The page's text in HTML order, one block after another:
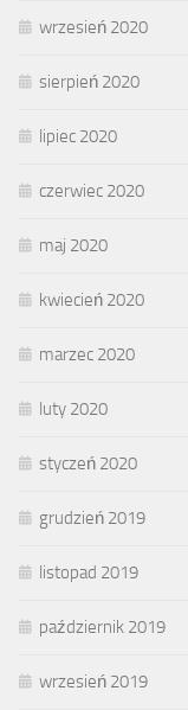
wrzesień 2020
sierpień 2020
lipiec 2020
czerwiec 2020
maj 2020
kwiecień 2020
marzec 2020
luty 2020
styczeń 2020
grudzień 2019
listopad 2019
październik 2019
wrzesień 2019